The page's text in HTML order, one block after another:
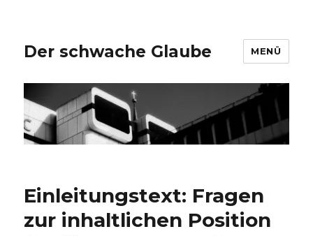
Der schwache Glaube MENÜ
Einleitungstext: Fragen
zur inhaltlichen Position